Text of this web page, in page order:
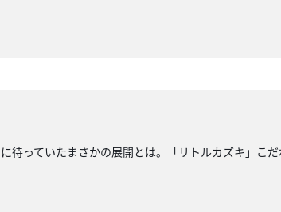
待っていたまさかの展開とは。「リトルカズキ」こ